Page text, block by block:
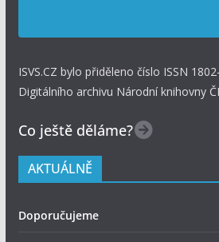
ISVS.CZ bylo přiděleno číslo ISSN
Digitálního archivu Národní knihovny
Co ještě děláme?
AKTUÁLNĚ
Doporučujeme